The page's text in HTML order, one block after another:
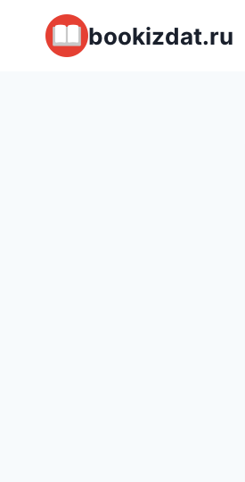
Перейти
содержимому
bookizdat.ru